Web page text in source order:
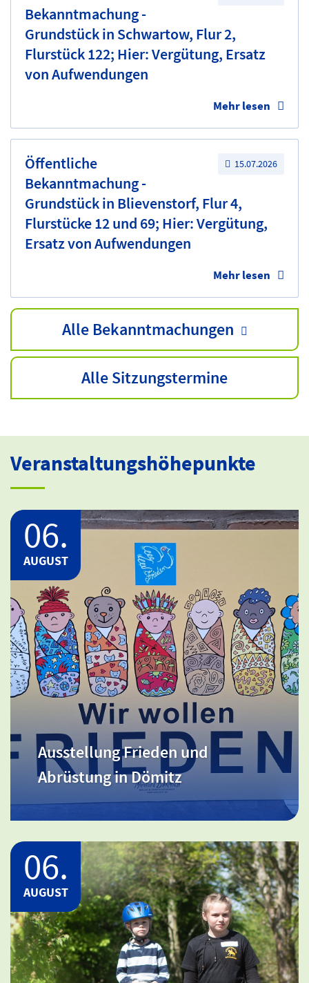
Bekanntmachung -
Grundstück in Schwartow, Flur 2,
Flurstück 122; Hier: Vergütung, Ersatz
von Aufwendungen
Mehr lesen
15.07.2026
Öffentliche
Bekanntmachung -
Grundstück in Blievenstorf, Flur 4,
Flurstücke 12 und 69; Hier: Vergütung,
Ersatz von Aufwendungen
Mehr lesen
Alle Bekanntmachungen
Alle Sitzungstermine
Veranstaltungshöhepunkte
Ort: Meckl. Schwerin / Beginn: 09:00 -
18:00 Uhr
Ausstellung Frieden und Abrüstung
06.
AUGUST
Ausstellung Frieden und
Abrüstung in Dömitz
06.
AUGUST